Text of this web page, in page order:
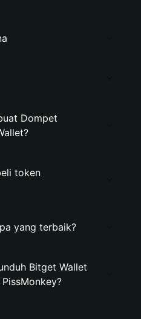
Dompet
token
yang terbaik?
Bitget Wallet